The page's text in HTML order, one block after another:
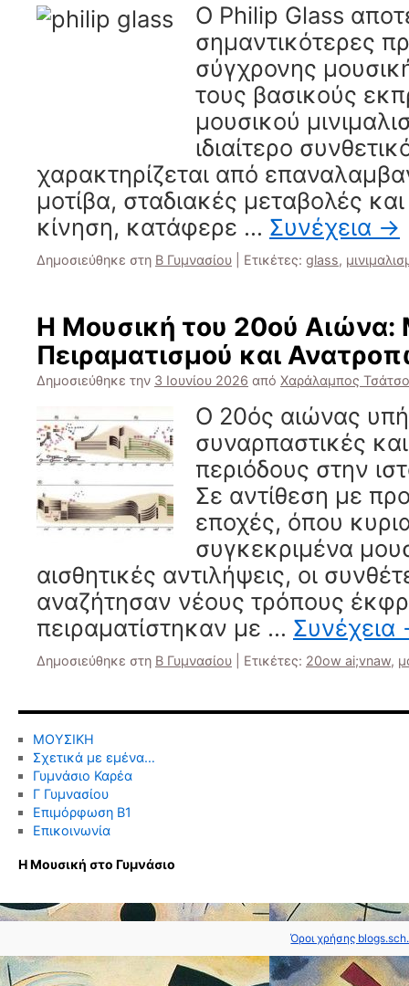
Ο Philip Glass
σημαντικότερες
σύγχρονης
τους βασικούς
μουσικού
ιδιαίτερο
χαρακτηρίζεται από
μοτίβα, σταδιακές μεταβολές
κίνηση, κατάφερε … Συνέχεια →
Δημοσιεύθηκε στη Β Γυμνασίου Ετικέτες: glass,
Η Μουσική του 20ού Αιώνα:
Πειραματισμού και
Δημοσιεύθηκε την 3 Ιουνίου 2026 από Χαράλαμπος
Ο 20ός αιώνας
συναρπαστικές
περιόδους στην
Σε αντίθεση με
εποχές, όπου
συγκεκριμένα
αισθητικές αντιλήψεις, οι
αναζήτησαν νέους τρόπους
πειραματίστηκαν με … Συνέχεια
Δημοσιεύθηκε στη Β Γυμνασίου Ετικέτες: 20ow ai;vnaw,
ΜΟΥΣΙΚΗ
Σχετικά με εμένα…
Γυμνάσιο Καρέα
Γ Γυμνασίου
Επιμόρφωση Β1
Επικοινωνία
Η Μουσική στο Γυμνάσιο
Όροι χρήσης